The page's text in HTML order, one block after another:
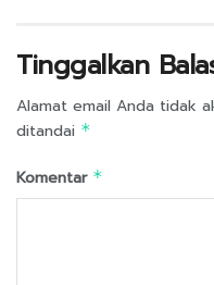
Tinggalkan
Alamat email Anda tidak
ditandai *
Komentar *